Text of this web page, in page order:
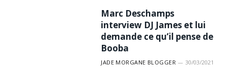
Marc Deschamps
interview DJ James et lui
demande ce qu’il pense de
Booba
JADE MORGANE BLOGGER 30/03/2021